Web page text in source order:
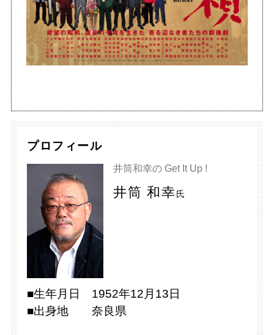
プロフィール
井筒和幸の Get It Up !
井筒 和幸 氏
■生年月日 1952年12月13日
■出身地 奈良県